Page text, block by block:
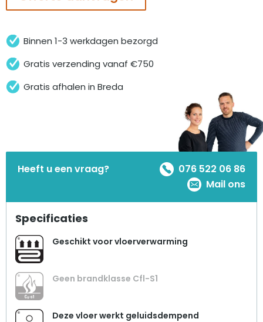
Binnen 1-3 werkdagen bezorgd
Gratis verzending vanaf €750
Gratis afhalen in Breda
Heeft u een vraag?
076 522 06 86
Mail ons
Specificaties
Geschikt voor vloerverwarming
Geen brandklasse Cfl-S1
Deze vloer werkt geluidsdempend